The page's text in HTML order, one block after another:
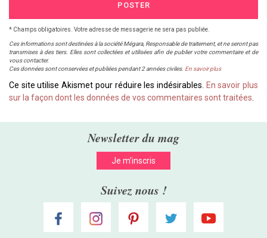
POSTER
* Champs obligatoires. Votre adresse de messagerie ne sera pas publiée.
Ces informations sont destinées à la société Mégara, Responsable de traitement, et ne seront pas
transmises à des tiers. Elles sont collectées et utilisées afin de publier votre commentaire et de
vous contacter.
Ces données sont conservées et publiées pendant 2 années civiles. En savoir plus
Ce site utilise Akismet pour réduire les indésirables. En savoir plus
sur la façon dont les données de vos commentaires sont traitées.
Newsletter du mag
Je m’inscris
Suivez nous !